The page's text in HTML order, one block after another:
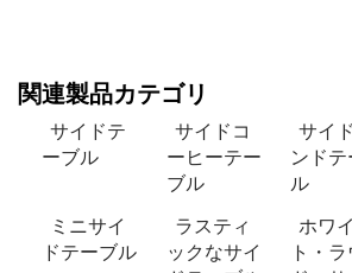
関連製品カテゴリ
サイドテ
ーブル
サイドコ
ーヒーテー
ブル
サイ
ンド
ル
ミニサイ
ドテーブル
ラスティ
ックなサイ
ホワイ
ト・